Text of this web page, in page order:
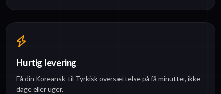
Hurtig levering
Få din Koreansk-til-Tyrkisk oversættelse på få minutter, ikke
dage eller uger.